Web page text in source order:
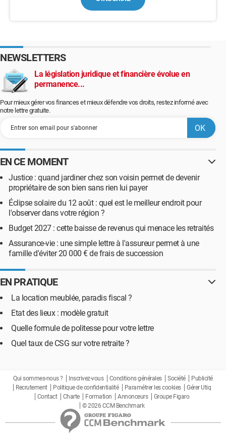
NEWSLETTERS
La législation juridique et financière évolue en
permanence...
Pour mieux gérer vos finances et mieux défendre vos droits, restez informé avec
notre lettre gratuite.
EN CE MOMENT
Justice : quand jardiner chez son voisin permet de devenir
propriétaire de son bien sans rien lui payer
Éclipse solaire du 12 août : quel est le meilleur endroit pour
l'observer dans votre région ?
Budget 2027 : cette baisse de revenus qui menace les retraités
Assurance-vie : une simple lettre à l'assureur permet à une
famille d'éviter 20 000 € de frais de succession
EN PRATIQUE
La location meublée, paradis fiscal ?
Etat des lieux : modèle gratuit
Quelle formule de politesse pour votre lettre
Quel taux de CSG sur votre retraite ?
Qui sommes-nous ? Inscrivez-vous Conditions générales Société
Publicité
Recrutement
Politique de confidentialité Paramétrer les cookies
Gérer Utiq
Contact
Charte Formation Annonceurs
Groupe Figaro
© 2026 CCM Benchmark